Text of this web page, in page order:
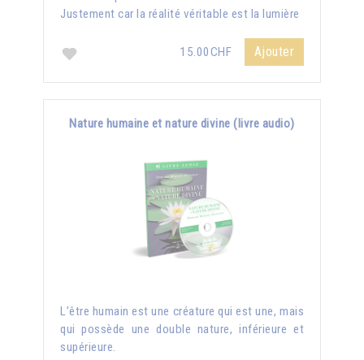
Justement car la réalité véritable est la lumière
15.00CHF Ajouter
Nature humaine et nature divine (livre audio)
L’être humain est une créature qui est une, mais
qui possède une double nature, inférieure et
supérieure.